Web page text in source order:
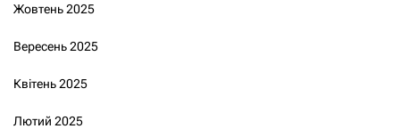
Жовтень 2025
Вересень 2025
Квітень 2025
Лютий 2025